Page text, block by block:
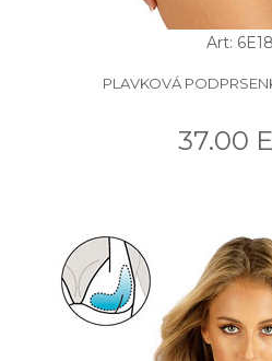
Art:
PLAVKOVÁ
37.00